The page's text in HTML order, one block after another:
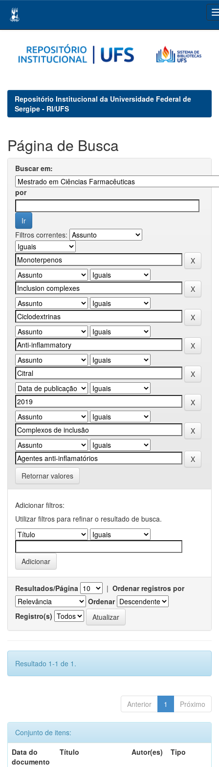
navigation
Repositório Institucional da Universidade Federal de
Sergipe - RI/UFS
Página de Busca
Buscar em:
por
Filtros correntes:
Retornar valores
Adicionar filtros:
Utilizar filtros para refinar o resultado de busca.
Resultados/Página | Ordenar registros por
Ordenar
Registro(s)
Resultado 1-1 de 1.
Anterior 1 Próximo
Conjunto de itens:
Data do
documento
Título Autor(es) Tipo